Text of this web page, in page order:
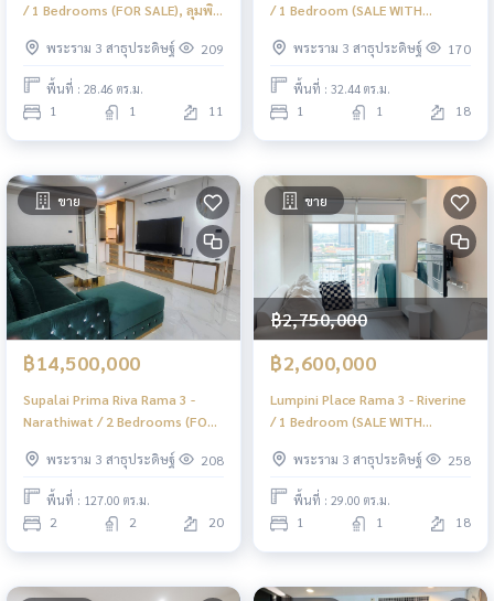
/ 1 Bedrooms (FOR SALE), ลุมพินี
(ขาย) PT018
พระราม 3 สาธุประดิษฐ์ 209
พื้นที่ : 28.46 ตร.ม.
1 1 11
/ 1 Bedroom (SALE WITH
พระราม 3 / 1 ห้องนอน (ขายพร้อม
ผู้เช่า) PT155
พระราม 3 สาธุประดิษฐ์ 170
พื้นที่ : 32.44 ตร.ม.
1 1 18
ขาย
฿14,500,000
Supalai Prima Riva Rama 3 -
Narathiwat / 2 Bedrooms (FOR
3 - นราธิวาส / 2 ห้องนอน (ขาย)
PT125
พระราม 3 สาธุประดิษฐ์ 208
พื้นที่ : 127.00 ตร.ม.
2 2 20
ขาย
฿2,750,000
฿2,600,000
Lumpini Place Rama 3 - Riverine
/ 1 Bedroom (SALE WITH
ริเวอร์ไรน์ / 1 ห้องนอน (ขายพร้อมผู้
เช่า) LD034
พระราม 3 สาธุประดิษฐ์ 258
พื้นที่ : 29.00 ตร.ม.
1 1 18